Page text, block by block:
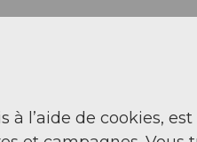
à l’aide de cookies,